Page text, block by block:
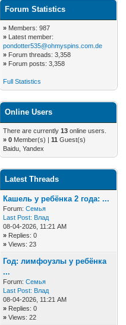
Forum Statistics
» Members: 987
» Latest member:
pondotter535@ohmyspins.com.de
» Forum threads: 3,358
» Forum posts: 3,358
Full Statistics
Online Users
There are currently13 online users.
» 0 Member(s) |11 Guest(s)
Baidu, Yandex
Latest Threads
Кашель у ребёнка 2 года: ...
Forum:Семья
Last Post: Влад
08-04-2026, 11:21 AM
» Replies: 0
»Views: 23
Год: лимфоузлы у ребёнка
...
Forum:Семья
Last Post: Влад
08-04-2026, 11:21 AM
» Replies: 0
»Views: 22